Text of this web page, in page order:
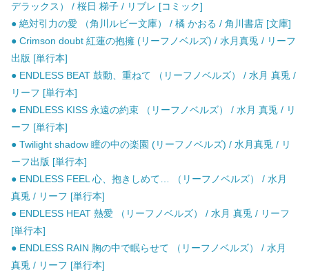
デラックス） / 桜日 梯子 / リブレ [コミック]
● 絶対引力の愛 （角川ルビー文庫） / 橘 かおる / 角川書店 [文庫]
● Crimson doubt 紅蓮の抱擁 (リーフノベルズ) / 水月真兎 / リーフ
出版 [単行本]
● ENDLESS BEAT 鼓動、重ねて （リーフノベルズ） / 水月 真兎 /
リーフ [単行本]
● ENDLESS KISS 永遠の約束 （リーフノベルズ） / 水月 真兎 / リ
ーフ [単行本]
● Twilight shadow 瞳の中の楽園 (リーフノベルズ) / 水月真兎 / リ
ーフ出版 [単行本]
● ENDLESS FEEL 心、抱きしめて… （リーフノベルズ） / 水月
真兎 / リーフ [単行本]
● ENDLESS HEAT 熱愛 （リーフノベルズ） / 水月 真兎 / リーフ
[単行本]
● ENDLESS RAIN 胸の中で眠らせて （リーフノベルズ） / 水月
真兎 / リーフ [単行本]